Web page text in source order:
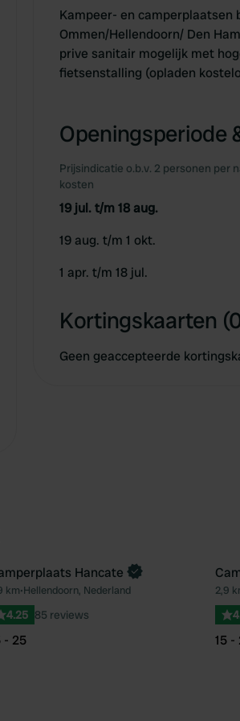
Kampeer- en camperplaatsen
Ommen/Hellendoorn/ Den
prive sanitair mogelijk met
fietsenstalling (opladen
Openingsperiode
Prijsindicatie o.b.v. 2 personen per
kosten
19 jul. t/m 18 aug.
19 aug. t/m 1 okt.
1 apr. t/m 18 jul.
Kortingskaarten
Geen geaccepteerde
Favoriet
Hancate
km•Hellendoorn, Nederland
4.25 85 reviews
- 25
2,9
15 -